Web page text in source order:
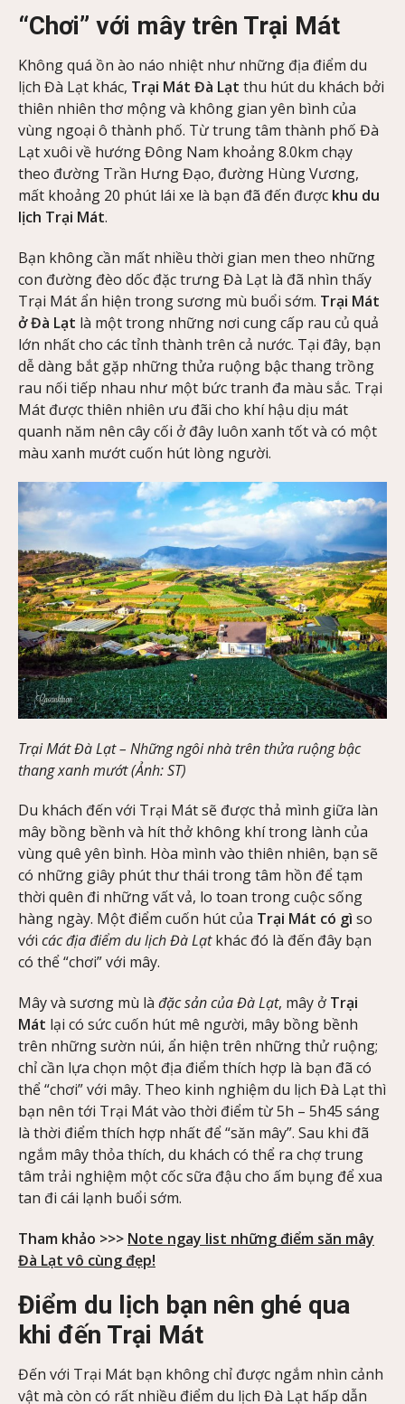
“Chơi” với mây trên Trại Mát
Không quá ồn ào náo nhiệt như những địa điểm du
lịch Đà Lạt khác, Trại Mát Đà Lạt thu hút du khách bởi
thiên nhiên thơ mộng và không gian yên bình của
vùng ngoại ô thành phố. Từ trung tâm thành phố Đà
Lạt xuôi về hướng Đông Nam khoảng 8.0km chạy
theo đường Trần Hưng Đạo, đường Hùng Vương,
mất khoảng 20 phút lái xe là bạn đã đến được khu du
lịch Trại Mát.
Bạn không cần mất nhiều thời gian men theo những
con đường đèo dốc đặc trưng Đà Lạt là đã nhìn thấy
Trại Mát ẩn hiện trong sương mù buổi sớm. Trại Mát
ở Đà Lạt là một trong những nơi cung cấp rau củ quả
lớn nhất cho các tỉnh thành trên cả nước. Tại đây, bạn
dễ dàng bắt gặp những thửa ruộng bậc thang trồng
rau nối tiếp nhau như một bức tranh đa màu sắc. Trại
Mát được thiên nhiên ưu đãi cho khí hậu dịu mát
quanh năm nên cây cối ở đây luôn xanh tốt và có một
màu xanh mướt cuốn hút lòng người.
Trại Mát Đà Lạt – Những ngôi nhà trên thửa ruộng bậc
thang xanh mướt (Ảnh: ST)
Du khách đến với Trại Mát sẽ được thả mình giữa làn
mây bồng bềnh và hít thở không khí trong lành của
vùng quê yên bình. Hòa mình vào thiên nhiên, bạn sẽ
có những giây phút thư thái trong tâm hồn để tạm
thời quên đi những vất vả, lo toan trong cuộc sống
hàng ngày. Một điểm cuốn hút của Trại Mát có gì so
với các địa điểm du lịch Đà Lạtkhác đó là đến đây bạn
có thể “chơi” với mây.
Mây và sương mù là đặc sản của Đà Lạt, mây ở Trại
Mát lại có sức cuốn hút mê người, mây bồng bềnh
trên những sườn núi, ẩn hiện trên những thử ruộng;
chỉ cần lựa chọn một địa điểm thích hợp là bạn đã có
thể “chơi” với mây. Theo kinh nghiệm du lịch Đà Lạt thì
bạn nên tới Trại Mát vào thời điểm từ 5h – 5h45 sáng
là thời điểm thích hợp nhất để “săn mây”. Sau khi đã
ngắm mây thỏa thích, du khách có thể ra chợ trung
tâm trải nghiệm một cốc sữa đậu cho ấm bụng để xua
tan đi cái lạnh buổi sớm.
Tham khảo >>> Note ngay list những điểm săn mây
Đà Lạt vô cùng đẹp!
Điểm du lịch bạn nên ghé qua
khi đến Trại Mát
Đến với Trại Mát bạn không chỉ được ngắm nhìn cảnh
vật mà còn có rất nhiều điểm du lịch Đà Lạt hấp dẫn